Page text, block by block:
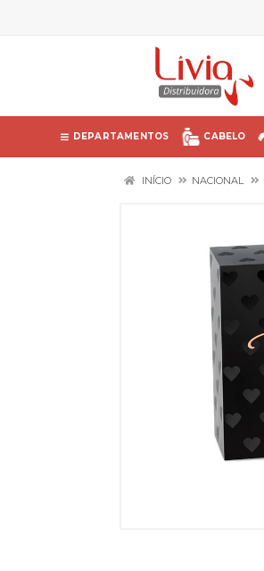
DEPARTAMENTOS CABELO
INÍCIO NACIONAL